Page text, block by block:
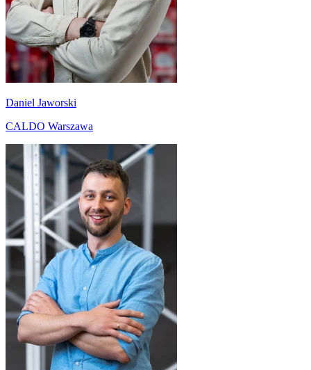
Daniel Jaworski
CALDO Warszawa